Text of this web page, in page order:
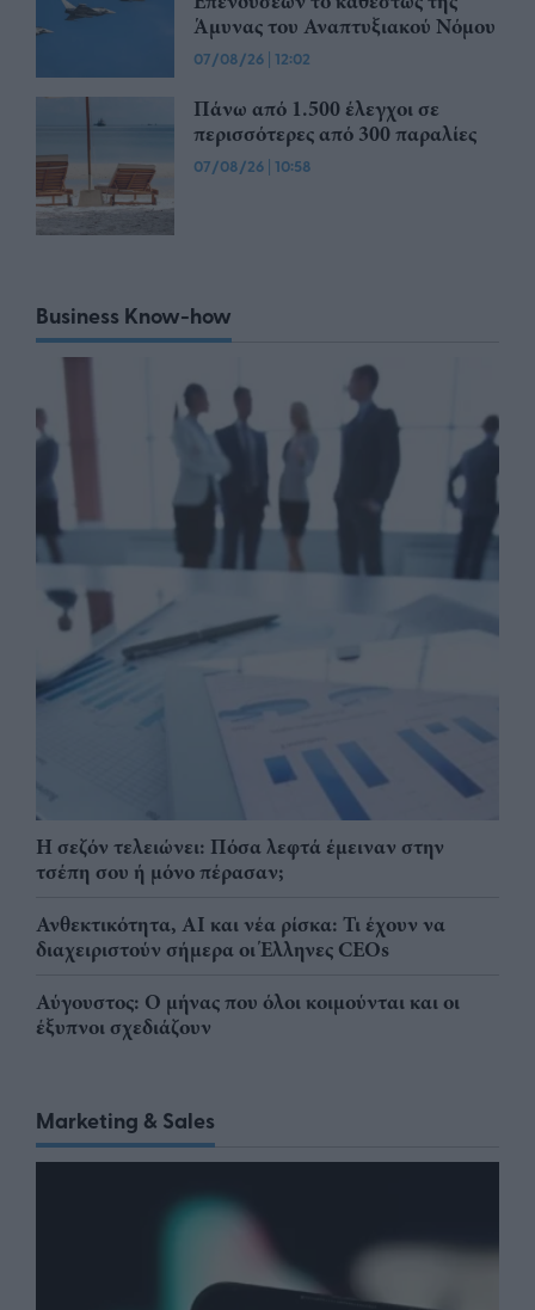
Άμυνας του Αναπτυξιακού Νόμου
07/08/26 | 12:02
Πάνω από 1.500 έλεγχοι σε
περισσότερες από 300 παραλίες
07/08/26 | 10:58
Business Know-how
Η σεζόν τελειώνει: Πόσα λεφτά έμειναν στην
τσέπη σου ή μόνο πέρασαν;
Ανθεκτικότητα, AI και νέα ρίσκα: Τι έχουν να
διαχειριστούν σήμερα οι Έλληνες CEOs
Αύγουστος: Ο μήνας που όλοι κοιμούνται και οι
έξυπνοι σχεδιάζουν
Marketing & Sales